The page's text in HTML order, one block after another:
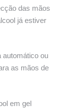
das mãos
já estiver
automático ou
as mãos de
em gel